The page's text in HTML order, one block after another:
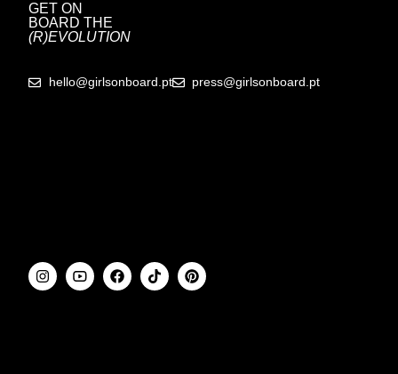
GET ON
BOARD THE
(R)EVOLUTION
hello@girlsonboard.pt press@girlsonboard.pt